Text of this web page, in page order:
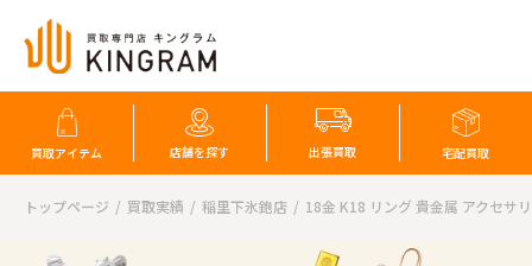
買取アイテム 店舗を探す 出張買取 宅配買取
トップページ 買取実績 稲里下氷鉋店 18金 K18 リング 貴金属 アクセサ